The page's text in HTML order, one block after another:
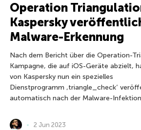
Operation
Kaspersky
Malware-Erkennung
Nach dem Bericht über die Operation-
Kampagne, die auf iOS-Geräte abzielt,
von Kaspersky nun ein spezielles
Dienstprogramm ‚triangle_check‘
automatisch nach der Malware-
2 Jun 2023